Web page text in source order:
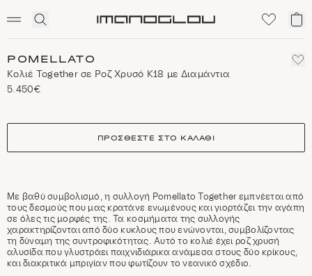
Click
search
Το
POMELLATO
Κολιέ Together σε Ροζ Χρυσό Κ18 με Διαμάντια
5.450€
size
ΠΡΟΣΘΈΣΤΕ ΣΤΟ ΚΑΛΆΘΙ
Με βαθύ συμβολισμό, η συλλογή Pomellato Together εμπνέεται από
τους δεσμούς που μας κρατάνε ενωμένους και γιορτάζει την αγάπη
σε όλες τις μορφές της. Τα κοσμήματα της συλλογής
χαρακτηρίζονται από δύο κυκλους που ενώνονται, συμβολίζοντας
τη δύναμη της συντροφικότητας. Αυτό το κολιέ έχει ροζ χρυσή
αλυσίδα που γλυστράει παιχνιδιάρικα ανάμεσα στους δύο κρίκους,
και διακριτικά μπριγίαν που φωτίζουν το νεανικό σχέδιο.